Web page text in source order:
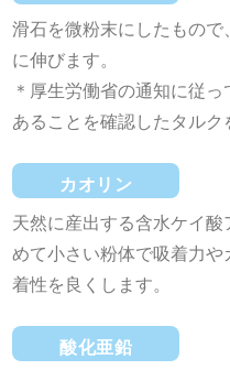
滑石を微粉末にしたもの
に伸びます。
＊厚生労働省の通知に従
あることを確認したタルク
カオリン
天然に産出する含水ケイ
めて小さい粉体で吸着力
着性を良くします。
酸化亜鉛